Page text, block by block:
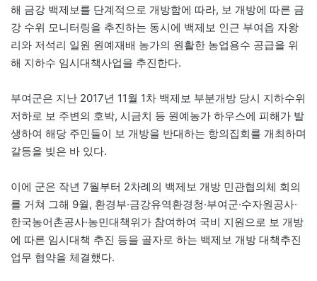
해 금강 백제보를 단계적으로 개방함에 따라, 보 개방에 따른 금
강 수위 모니터링을 추진하는 동시에 백제보 인근 부여읍 자왕
리와 저석리 일원 원예재배 농가의 원활한 농업용수 공급을 위
해 지하수 임시대책사업을 추진한다.
부여군은 지난 2017년 11월 1차 백제보 부분개방 당시 지하수위
저하로 보 주변의 호박, 시금치 등 원예농가 하우스에 피해가 발
생하여 해당 주민들이 보 개방을 반대하는 항의집회를 개최하며
갈등을 빚은 바 있다.
이에 군은 작년 7월부터 2차례의 백제보 개방 민관협의체 회의
를 거쳐 그해 9월, 환경부·금강유역환경청·부여군·수자원공사·
한국농어촌공사·농민대책위가 참여하여 국비 지원으로 보 개방
에 따른 임시대책 추진 등을 골자로 하는 백제보 개방 대책추진
업무 협약을 체결했다.